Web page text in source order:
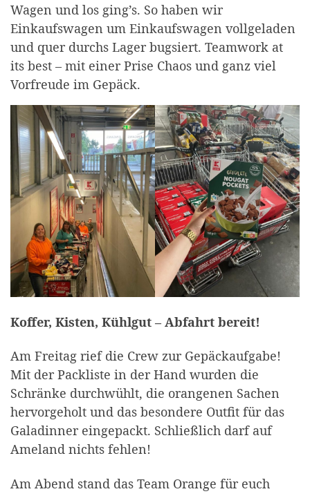
Wagen und los ging’s. So haben wir
Einkaufswagen um Einkaufswagen vollgeladen
und quer durchs Lager bugsiert. Teamwork at
its best – mit einer Prise Chaos und ganz viel
Vorfreude im Gepäck.
Koffer, Kisten, Kühlgut – Abfahrt bereit!
Am Freitag rief die Crew zur Gepäckaufgabe!
Mit der Packliste in der Hand wurden die
Schränke durchwühlt, die orangenen Sachen
hervorgeholt und das besondere Outfit für das
Galadinner eingepackt. Schließlich darf auf
Ameland nichts fehlen!
Am Abend stand das Team Orange für euch